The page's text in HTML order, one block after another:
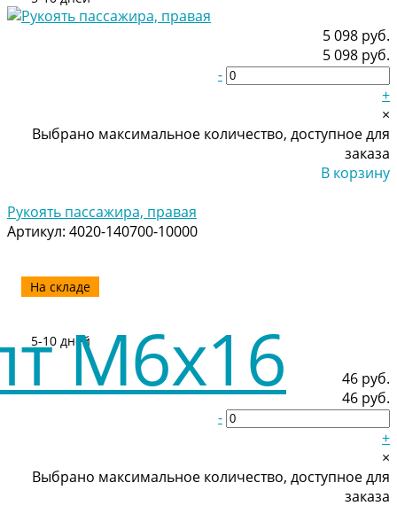
5 098 руб.
5 098 руб.
-
+
×
Выбрано максимальное количество, доступное для
заказа
В корзину
Рукоять пассажира, правая
Артикул: 4020-140700-10000
На складе
5-10 дней
46 руб.
46 руб.
-
+
×
Выбрано максимальное количество, доступное для
заказа